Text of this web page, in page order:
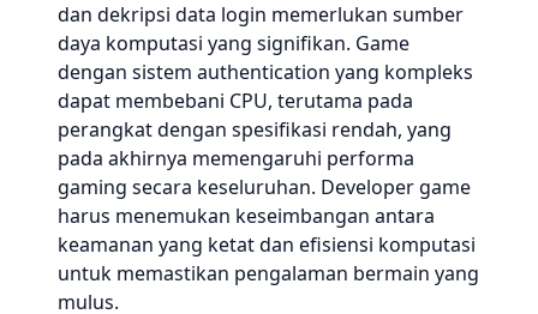
dan dekripsi data login memerlukan sumber
daya komputasi yang signifikan. Game
dengan sistem authentication yang kompleks
dapat membebani CPU, terutama pada
perangkat dengan spesifikasi rendah, yang
pada akhirnya memengaruhi performa
gaming secara keseluruhan. Developer game
harus menemukan keseimbangan antara
keamanan yang ketat dan efisiensi komputasi
untuk memastikan pengalaman bermain yang
mulus.